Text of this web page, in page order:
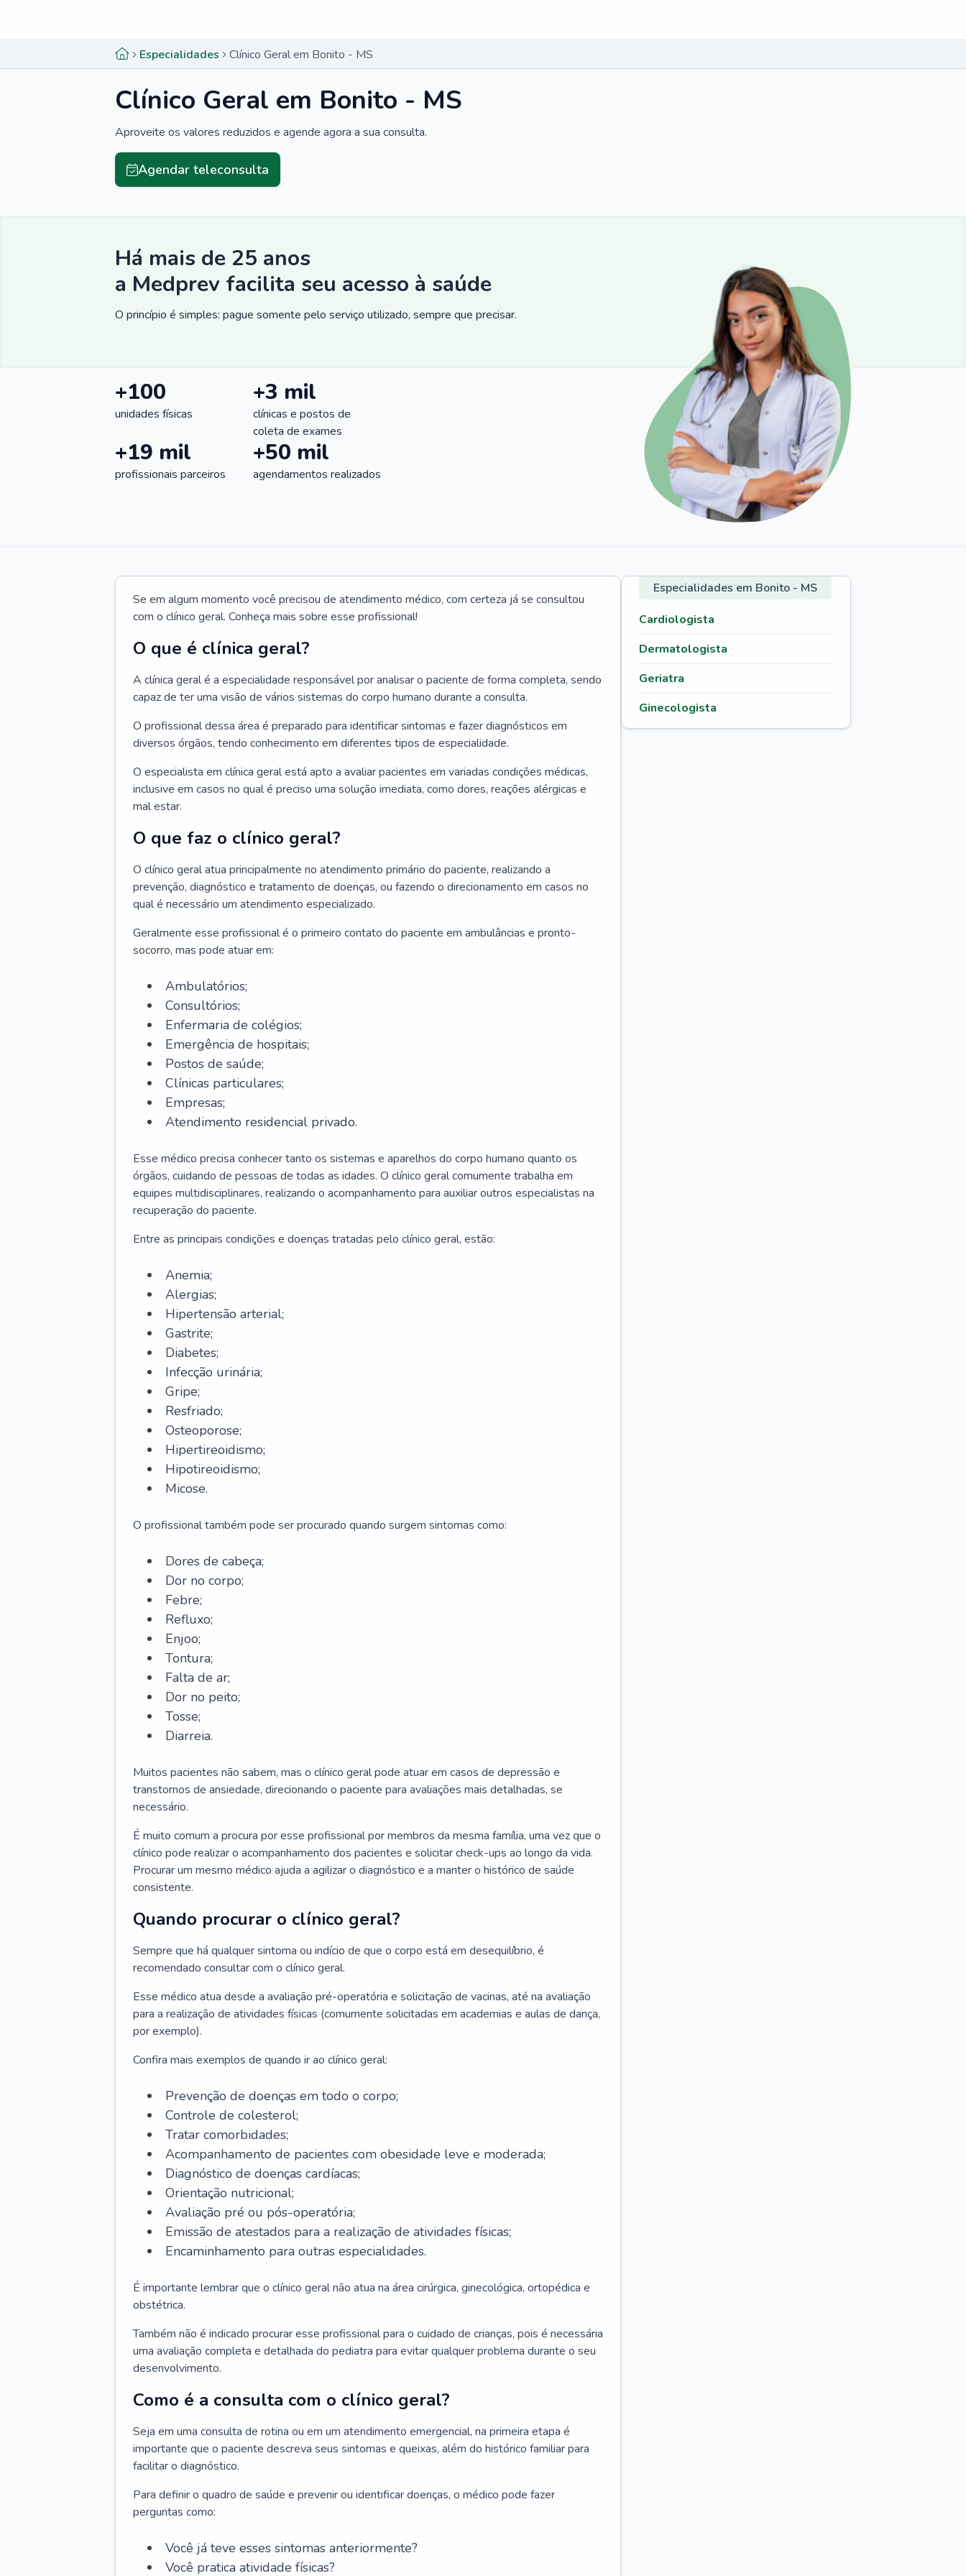
Especialidades Clínico Geral em Bonito - MS
Clínico Geral em Bonito - MS
Aproveite os valores reduzidos e agende agora a sua consulta.
Agendar teleconsulta
Há mais de 25 anos
a Medprev facilita seu acesso à saúde
O princípio é simples: pague somente pelo serviço utilizado, sempre que precisar.
+100
unidades físicas
+3 mil
clínicas e postos de
coleta de exames
+19 mil
profissionais parceiros
+50 mil
agendamentos realizados
Se em algum momento você precisou de atendimento médico, com certeza já se consultou
com o clínico geral. Conheça mais sobre esse profissional!
O que é clínica geral?
A clínica geral é a especialidade responsável por analisar o paciente de forma completa, sendo
capaz de ter uma visão de vários sistemas do corpo humano durante a consulta.
O profissional dessa área é preparado para identificar sintomas e fazer diagnósticos em
diversos órgãos, tendo conhecimento em diferentes tipos de especialidade.
O especialista em clínica geral está apto a avaliar pacientes em variadas condições médicas,
inclusive em casos no qual é preciso uma solução imediata, como dores, reações alérgicas e
mal estar.
O que faz o clínico geral?
O clínico geral atua principalmente no atendimento primário do paciente, realizando a
prevenção, diagnóstico e tratamento de doenças, ou fazendo o direcionamento em casos no
qual é necessário um atendimento especializado.
Geralmente esse profissional é o primeiro contato do paciente em ambulâncias e pronto-
socorro, mas pode atuar em:
Ambulatórios;
Consultórios;
Enfermaria de colégios;
Emergência de hospitais;
Postos de saúde;
Clínicas particulares;
Empresas;
Atendimento residencial privado.
Esse médico precisa conhecer tanto os sistemas e aparelhos do corpo humano quanto os
órgãos, cuidando de pessoas de todas as idades. O clínico geral comumente trabalha em
equipes multidisciplinares, realizando o acompanhamento para auxiliar outros especialistas na
recuperação do paciente.
Entre as principais condições e doenças tratadas pelo clínico geral, estão:
Anemia;
Alergias;
Hipertensão arterial;
Gastrite;
Diabetes;
Infecção urinária;
Gripe;
Resfriado;
Osteoporose;
Hipertireoidismo;
Hipotireoidismo;
Micose.
O profissional também pode ser procurado quando surgem sintomas como:
Dores de cabeça;
Dor no corpo;
Febre;
Refluxo;
Enjoo;
Tontura;
Falta de ar;
Dor no peito;
Tosse;
Diarreia.
Muitos pacientes não sabem, mas o clínico geral pode atuar em casos de depressão e
transtornos de ansiedade, direcionando o paciente para avaliações mais detalhadas, se
necessário.
É muito comum a procura por esse profissional por membros da mesma família, uma vez que o
clínico pode realizar o acompanhamento dos pacientes e solicitar check-ups ao longo da vida.
Procurar um mesmo médico ajuda a agilizar o diagnóstico e a manter o histórico de saúde
consistente.
Quando procurar o clínico geral?
Sempre que há qualquer sintoma ou indício de que o corpo está em desequilíbrio, é
recomendado consultar com o clínico geral.
Esse médico atua desde a avaliação pré-operatória e solicitação de vacinas, até na avaliação
para a realização de atividades físicas (comumente solicitadas em academias e aulas de dança,
por exemplo).
Confira mais exemplos de quando ir ao clínico geral:
Prevenção de doenças em todo o corpo;
Controle de colesterol;
Tratar comorbidades;
Acompanhamento de pacientes com obesidade leve e moderada;
Diagnóstico de doenças cardíacas;
Orientação nutricional;
Avaliação pré ou pós-operatória;
Emissão de atestados para a realização de atividades físicas;
Encaminhamento para outras especialidades.
É importante lembrar que o clínico geral não atua na área cirúrgica, ginecológica, ortopédica e
obstétrica.
Também não é indicado procurar esse profissional para o cuidado de crianças, pois é necessária
uma avaliação completa e detalhada do pediatra para evitar qualquer problema durante o seu
desenvolvimento.
Como é a consulta com o clínico geral?
Seja em uma consulta de rotina ou em um atendimento emergencial, na primeira etapa é
importante que o paciente descreva seus sintomas e queixas, além do histórico familiar para
facilitar o diagnóstico.
Para definir o quadro de saúde e prevenir ou identificar doenças, o médico pode fazer
perguntas como:
Você já teve esses sintomas anteriormente?
Você pratica atividade físicas?
Especialidades em Bonito - MS
Cardiologista
Dermatologista
Geriatra
Ginecologista